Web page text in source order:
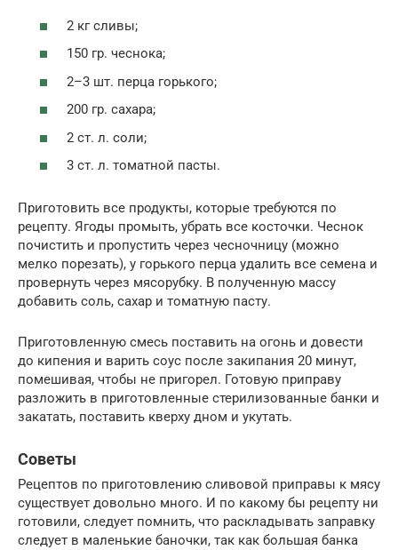
2 кг сливы;
150 гр. чеснока;
2–3 шт. перца горького;
200 гр. сахара;
2 ст. л. соли;
3 ст. л. томатной пасты.
Приготовить все продукты, которые требуются по
рецепту. Ягоды промыть, убрать все косточки. Чеснок
почистить и пропустить через чесночницу (можно
мелко порезать), у горького перца удалить все семена и
провернуть через мясорубку. В полученную массу
добавить соль, сахар и томатную пасту.
Приготовленную смесь поставить на огонь и довести
до кипения и варить соус после закипания 20 минут,
помешивая, чтобы не пригорел. Готовую приправу
разложить в приготовленные стерилизованные банки и
закатать, поставить кверху дном и укутать.
Советы
Рецептов по приготовлению сливовой приправы к мясу
существует довольно много. И по какому бы рецепту ни
готовили, следует помнить, что раскладывать заправку
следует в маленькие баночки, так как большая банка